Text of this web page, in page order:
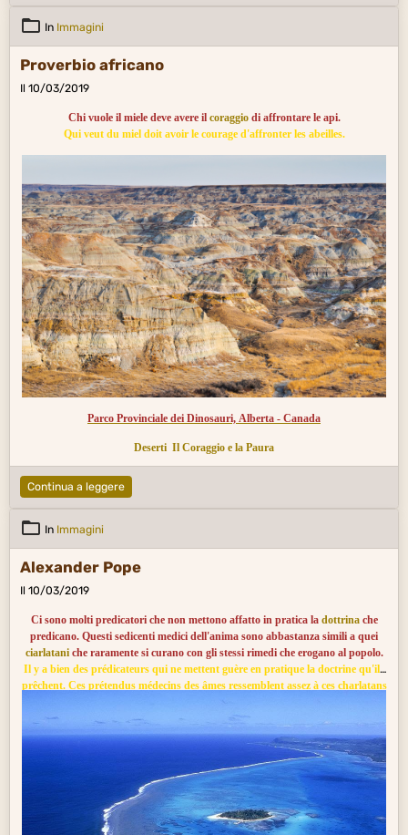
In Immagini
Proverbio africano
Il 10/03/2019
Chi vuole il miele deve avere il coraggiodi affrontare le api.
Qui veut du miel doit avoir le courage d'affronter les abeilles.
Parco Provinciale dei Dinosauri, Alberta - Canada
Deserti Il Coraggio e la Paura
Continua a leggere
In Immagini
Alexander Pope
Il 10/03/2019
Ci sono molti predicatori che non mettono affatto in pratica la dottrinache
predicano. Questi sedicenti medici dell'anima sono abbastanza simili a quei
ciarlataniche raramente si curano con gli stessi rimedi che erogano al popolo.
Il y a bien des prédicateurs qui ne mettent guère en pratique la doctrine qu'ils
prêchent. Ces prétendus médecins des âmes ressemblent assez à ces charlatans